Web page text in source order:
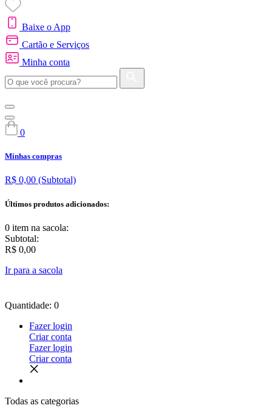
Baixe o App
Cartão e Serviços
Minha conta
0
Minhas compras
R$ 0,00 (Subtotal)
Últimos produtos adicionados:
0 item na sacola:
Subtotal:
R$ 0,00
Ir para a sacola
Quantidade: 0
Fazer login
Criar conta
Fazer login
Criar conta
Todas as categorias